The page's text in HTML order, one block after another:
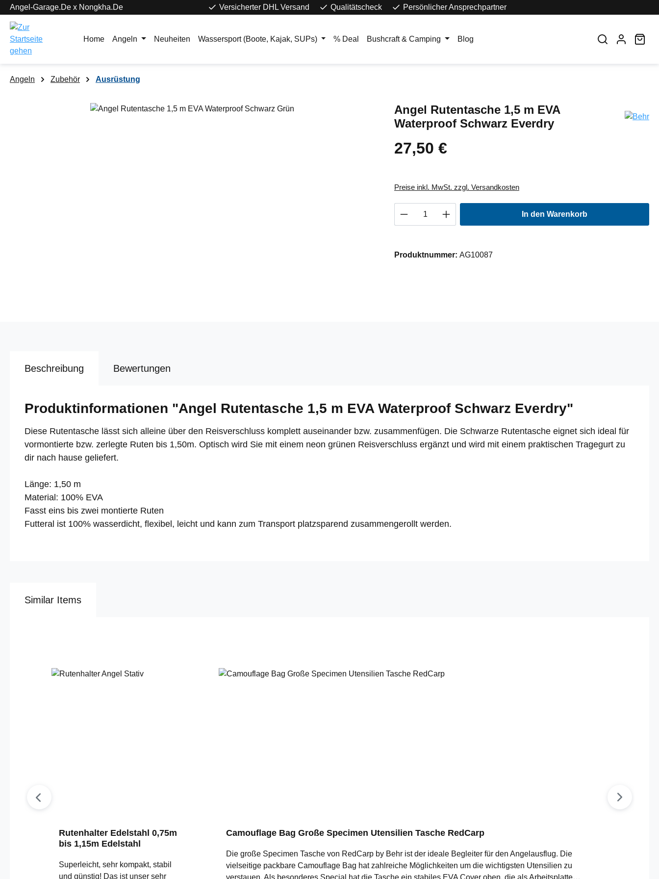
Zur Hauptnavigation springen
Angel-Garage.De x Nongkha.De Versicherter DHL Versand Qualitätscheck Persönlicher Ansprechpartner
Home Angeln Neuheiten Wassersport (Boote, Kajak, SUPs) % Deal Bushcraft & Camping Blog
Angeln Zubehör Ausrüstung
Bildergalerie überspringen
Angel Rutentasche 1,5 m EVA
Waterproof Schwarz Everdry
27,50 €
Preise inkl. MwSt. zzgl. Versandkosten
Produkt Anzahl: Gib den gewünschten Wert ein
In den Warenkorb
Produktnummer: AG10087
Beschreibung Bewertungen
Produktinformationen "Angel Rutentasche 1,5 m EVA Waterproof Schwarz Everdry"
Diese Rutentasche lässt sich alleine über den Reisverschluss komplett auseinander bzw. zusammenfügen. Die Schwarze Rutentasche eignet sich ideal für
vormontierte bzw. zerlegte Ruten bis 1,50m. Optisch wird Sie mit einem neon grünen Reisverschluss ergänzt und wird mit einem praktischen Tragegurt zu
dir nach hause geliefert.
Länge: 1,50 m
Material: 100% EVA
Fasst eins bis zwei montierte Ruten
Futteral ist 100% wasserdicht, flexibel, leicht und kann zum Transport platzsparend zusammengerollt werden.
Similar Items
Rutenhalter Edelstahl 0,75m
bis 1,15m Edelstahl
Superleicht, sehr kompakt, stabil
und günstig! Das ist unser sehr
Camouflage Bag Große Specimen Utensilien Tasche RedCarp
Die große Specimen Tasche von RedCarp by Behr ist der ideale Begleiter für den Angelausflug. Die
vielseitige packbare Camouflage Bag hat zahlreiche Möglichkeiten um die wichtigsten Utensilien zu
verstauen. Als besonderes Special hat die Tasche ein stabiles EVA Cover oben, die als Arbeitsplatte